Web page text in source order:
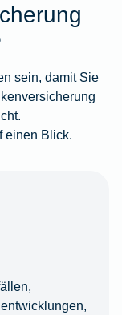
sein, damit Sie
einen Blick.